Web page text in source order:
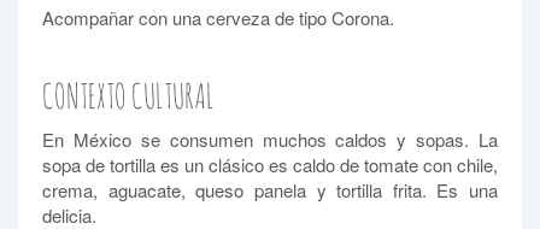
Acompañar con una cerveza de tipo Corona.
CONTEXTO CULTURAL
En México se consumen muchos caldos y sopas. La
sopa de tortilla es un clásico es caldo de tomate con chile,
crema, aguacate, queso panela y tortilla frita. Es una
delicia.